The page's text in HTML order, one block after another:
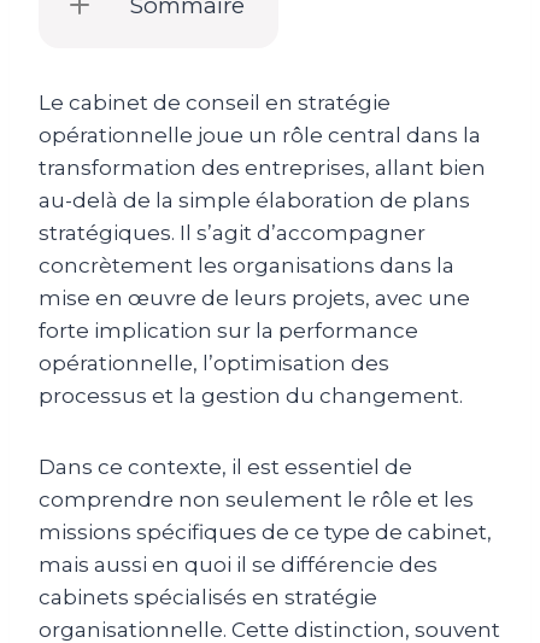
Le cabinet de conseil en stratégie
opérationnelle joue un rôle central dans la
transformation des entreprises, allant bien
au-delà de la simple élaboration de plans
stratégiques. Il s’agit d’accompagner
concrètement les organisations dans la
mise en œuvre de leurs projets, avec une
forte implication sur la performance
opérationnelle, l’optimisation des
processus et la gestion du changement.
Dans ce contexte, il est essentiel de
comprendre non seulement le rôle et les
missions spécifiques de ce type de cabinet,
mais aussi en quoi il se différencie des
cabinets spécialisés en stratégie
organisationnelle. Cette distinction, souvent